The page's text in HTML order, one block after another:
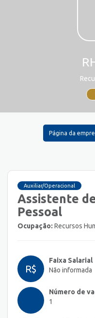
Página da
Auxiliar/Operacional
Assistente
Pessoal
Ocupação: Recursos
R$
Faixa Salarial
Não informada
Número de
1